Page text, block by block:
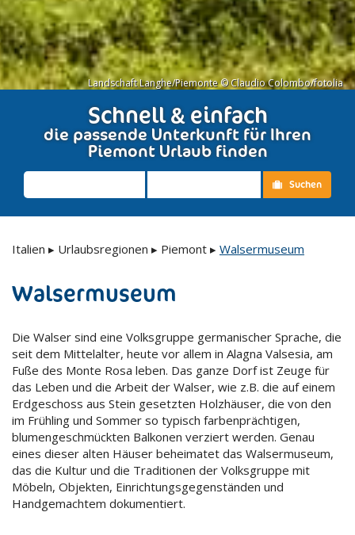
Landschaft Langhe/Piemonte © Claudio Colombo/fotolia
Schnell & einfach
die passende Unterkunft für Ihren
Piemont Urlaub finden
Suchen
Italien ▸ Urlaubsregionen ▸ Piemont ▸ Walsermuseum
Walsermuseum
Die Walser sind eine Volksgruppe germanischer Sprache, die
seit dem Mittelalter, heute vor allem in Alagna Valsesia, am
Fuße des Monte Rosa leben. Das ganze Dorf ist Zeuge für
das Leben und die Arbeit der Walser, wie z.B. die auf einem
Erdgeschoss aus Stein gesetzten Holzhäuser, die von den
im Frühling und Sommer so typisch farbenprächtigen,
blumengeschmückten Balkonen verziert werden. Genau
eines dieser alten Häuser beheimatet das Walsermuseum,
das die Kultur und die Traditionen der Volksgruppe mit
Möbeln, Objekten, Einrichtungsgegenständen und
Handgemachtem dokumentiert.